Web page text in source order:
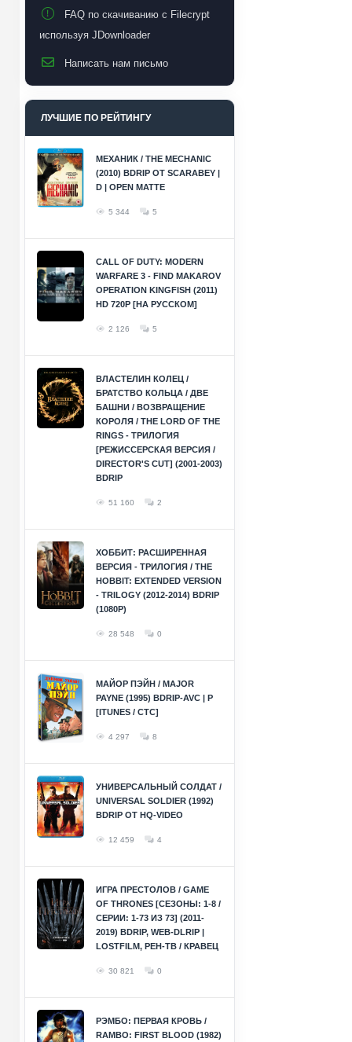
FAQ по скачиванию с Filecrypt
используя JDownloader
Написать нам письмо
ЛУЧШИЕ ПО РЕЙТИНГУ
МЕХАНИК / THE MECHANIC
(2010) BDRIP ОТ SCARABEY |
D | OPEN MATTE
5 344 5
CALL OF DUTY: MODERN
WARFARE 3 - FIND MAKAROV
OPERATION KINGFISH (2011)
HD 720P [НА РУССКОМ]
2 126 5
ВЛАСТЕЛИН КОЛЕЦ /
БРАТСТВО КОЛЬЦА / ДВЕ
БАШНИ / ВОЗВРАЩЕНИЕ
КОРОЛЯ / THE LORD OF THE
RINGS - ТРИЛОГИЯ
[РЕЖИССЕРСКАЯ ВЕРСИЯ /
DIRECTOR'S CUT] (2001-2003)
BDRIP
51 160 2
ХОББИТ: РАСШИРЕННАЯ
ВЕРСИЯ - ТРИЛОГИЯ / THE
HOBBIT: EXTENDED VERSION
- TRILOGY (2012-2014) BDRIP
(1080P)
28 548 0
МАЙОР ПЭЙН / MAJOR
PAYNE (1995) BDRIP-AVC | P
[ITUNES / СТС]
4 297 8
УНИВЕРСАЛЬНЫЙ СОЛДАТ /
UNIVERSAL SOLDIER (1992)
BDRIP ОТ HQ-VIDEO
12 459 4
ИГРА ПРЕСТОЛОВ / GAME
OF THRONES [СЕЗОНЫ: 1-8 /
СЕРИИ: 1-73 ИЗ 73] (2011-
2019) BDRIP, WEB-DLRIP |
LOSTFILM, РЕН-ТВ / КРАВЕЦ
30 821 0
РЭМБО: ПЕРВАЯ КРОВЬ /
RAMBO: FIRST BLOOD (1982)